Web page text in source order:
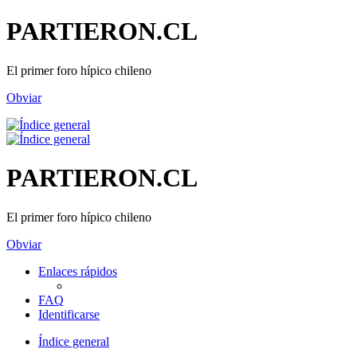
PARTIERON.CL
El primer foro hípico chileno
Obviar
PARTIERON.CL
El primer foro hípico chileno
Obviar
Enlaces rápidos
FAQ
Identificarse
Índice general